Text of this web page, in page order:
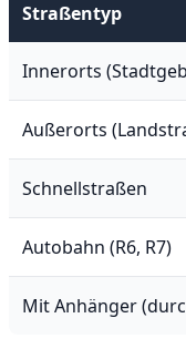
Straßentyp
Innerorts
Außerorts
Schnellstraßen
Autobahn (R6, R7)
Mit Anhänger